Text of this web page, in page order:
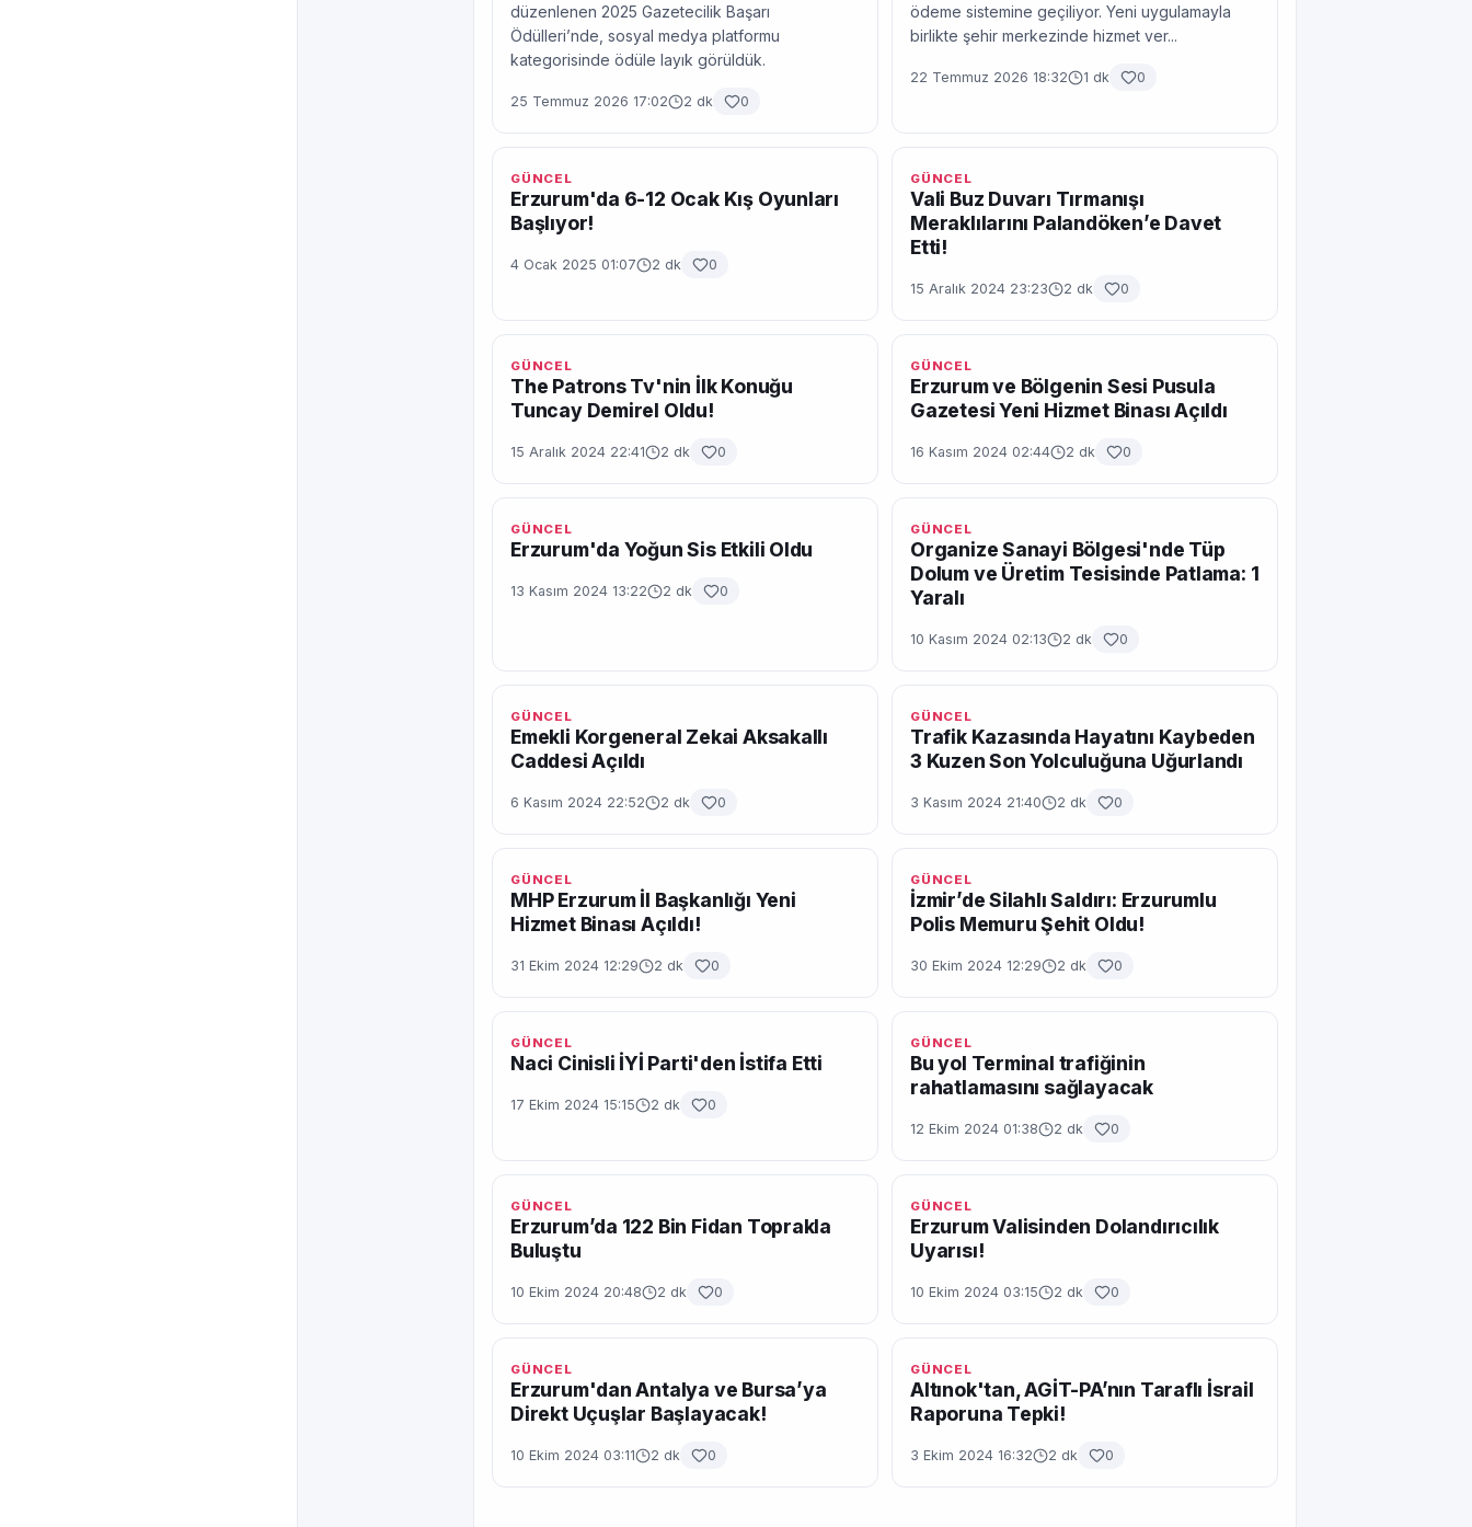
düzenlenen 2025 Gazetecilik Başarı
Ödülleri’nde, sosyal medya platformu
kategorisinde ödüle layık görüldük.
25 Temmuz 2026 17:02 2 dk 0
ödeme sistemine geçiliyor. Yeni uygulamayla
birlikte şehir merkezinde hizmet ver...
22 Temmuz 2026 18:32 1 dk 0
GÜNCEL
Erzurum'da 6-12 Ocak Kış Oyunları
Başlıyor!
4 Ocak 2025 01:07 2 dk 0
GÜNCEL
Vali Buz Duvarı Tırmanışı
Meraklılarını Palandöken’e Davet
Etti!
15 Aralık 2024 23:23 2 dk 0
GÜNCEL
The Patrons Tv'nin İlk Konuğu
Tuncay Demirel Oldu!
15 Aralık 2024 22:41 2 dk 0
GÜNCEL
Erzurum ve Bölgenin Sesi Pusula
Gazetesi Yeni Hizmet Binası Açıldı
16 Kasım 2024 02:44 2 dk 0
GÜNCEL
Erzurum'da Yoğun Sis Etkili Oldu
13 Kasım 2024 13:22 2 dk 0
GÜNCEL
Organize Sanayi Bölgesi'nde Tüp
Dolum ve Üretim Tesisinde Patlama: 1
Yaralı
10 Kasım 2024 02:13 2 dk 0
GÜNCEL
Emekli Korgeneral Zekai Aksakallı
Caddesi Açıldı
6 Kasım 2024 22:52 2 dk 0
GÜNCEL
Trafik Kazasında Hayatını Kaybeden
3 Kuzen Son Yolculuğuna Uğurlandı
3 Kasım 2024 21:40 2 dk 0
GÜNCEL
MHP Erzurum İl Başkanlığı Yeni
Hizmet Binası Açıldı!
31 Ekim 2024 12:29 2 dk 0
GÜNCEL
İzmir’de Silahlı Saldırı: Erzurumlu
Polis Memuru Şehit Oldu!
30 Ekim 2024 12:29 2 dk 0
GÜNCEL
Naci Cinisli İYİ Parti'den İstifa Etti
17 Ekim 2024 15:15 2 dk 0
GÜNCEL
Bu yol Terminal trafiğinin
rahatlamasını sağlayacak
12 Ekim 2024 01:38 2 dk 0
GÜNCEL
Erzurum’da 122 Bin Fidan Toprakla
Buluştu
10 Ekim 2024 20:48 2 dk 0
GÜNCEL
Erzurum Valisinden Dolandırıcılık
Uyarısı!
10 Ekim 2024 03:15 2 dk 0
GÜNCEL
Erzurum'dan Antalya ve Bursa’ya
Direkt Uçuşlar Başlayacak!
10 Ekim 2024 03:11 2 dk 0
GÜNCEL
Altınok'tan, AGİT-PA’nın Taraflı İsrail
Raporuna Tepki!
3 Ekim 2024 16:32 2 dk 0